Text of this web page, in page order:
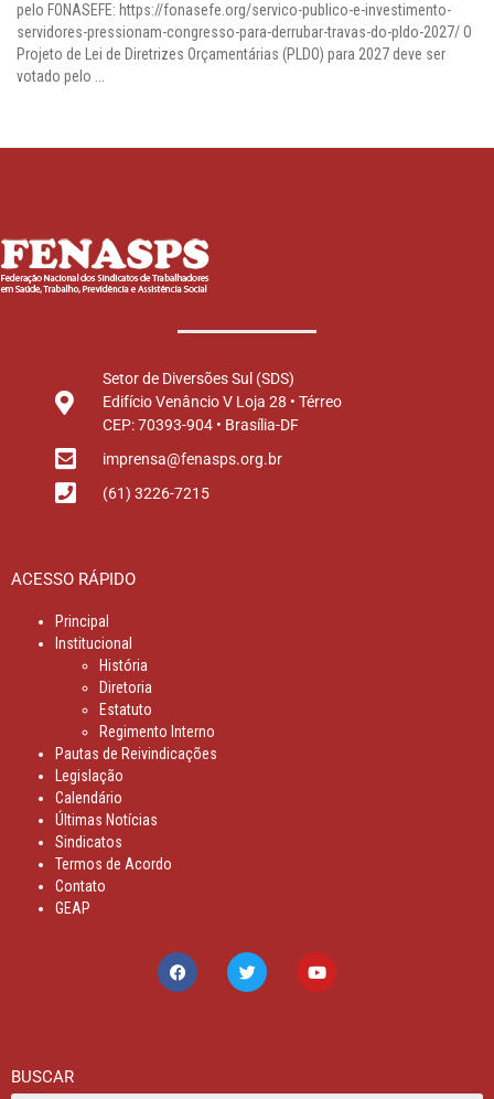
pelo FONASEFE: https://fonasefe.org/servico-publico-e-investimento-
servidores-pressionam-congresso-para-derrubar-travas-do-pldo-2027/ O
Projeto de Lei de Diretrizes Orçamentárias (PLDO) para 2027 deve ser
votado pelo ...
Setor de Diversões Sul (SDS)
Edifício Venâncio V Loja 28 • Térreo
CEP: 70393-904 • Brasília-DF
imprensa@fenasps.org.br
(61) 3226-7215
ACESSO RÁPIDO
Principal
Institucional
História
Diretoria
Estatuto
Regimento Interno
Pautas de Reivindicações
Legislação
Calendário
Últimas Notícias
Sindicatos
Termos de Acordo
Contato
GEAP
BUSCAR